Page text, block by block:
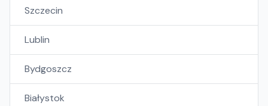
Szczecin
Lublin
Bydgoszcz
Białystok